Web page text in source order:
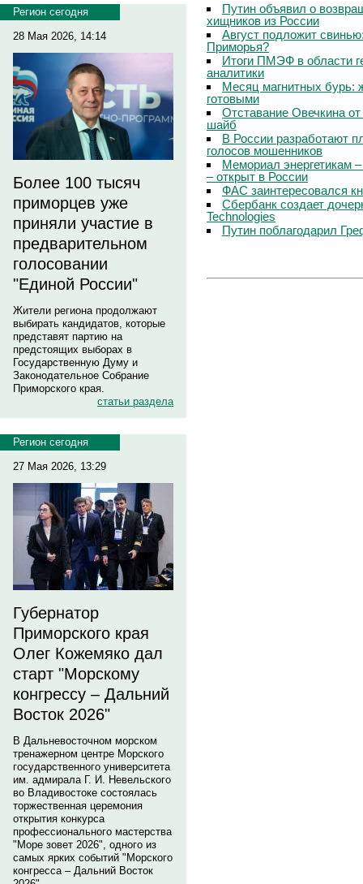
Регион сегодня
28 Мая 2026, 14:14
Более 100 тысяч
приморцев уже
приняли участие в
предварительном
голосовании
"Единой России"
Жители региона продолжают
выбирать кандидатов, которые
представят партию на
предстоящих выборах в
Государственную Думу и
Законодательное Собрание
Приморского края.
статьи раздела
Регион сегодня
27 Мая 2026, 13:29
Губернатор
Приморского края
Олег Кожемяко дал
старт "Морскому
конгрессу – Дальний
Восток 2026"
В Дальневосточном морском
тренажерном центре Морского
государственного университета
им. адмирала Г. И. Невельского
во Владивостоке состоялась
торжественная церемония
открытия конкурса
профессионального мастерства
"Море зовет 2026", одного из
самых ярких событий "Морского
конгресса – Дальний Восток
Путин объявил о
хищников из России
Август подложит
Приморья?
Итоги ПМЭФ в области
аналитики
Месяц магнитных бурь:
готовыми
Отставание Овечкина
шайб
В России разработают
голосов мошенников
Мемориал энергетикам
– открыт в России
ФАС заинтересовался
Сбербанк создает
Technologies
Путин поблагодарил